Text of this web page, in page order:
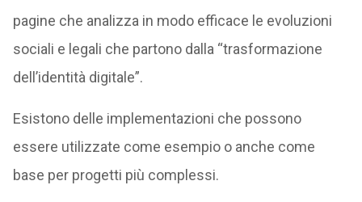
pagine che analizza in modo efficace le evoluzioni
sociali e legali che partono dalla “trasformazione
dell’identità digitale”.
Esistono delle implementazioni che possono
essere utilizzate come esempio o anche come
base per progetti più complessi.